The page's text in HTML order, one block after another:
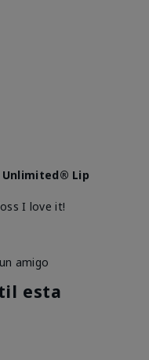
Unlimited® Lip
I love it!
amigo
esta